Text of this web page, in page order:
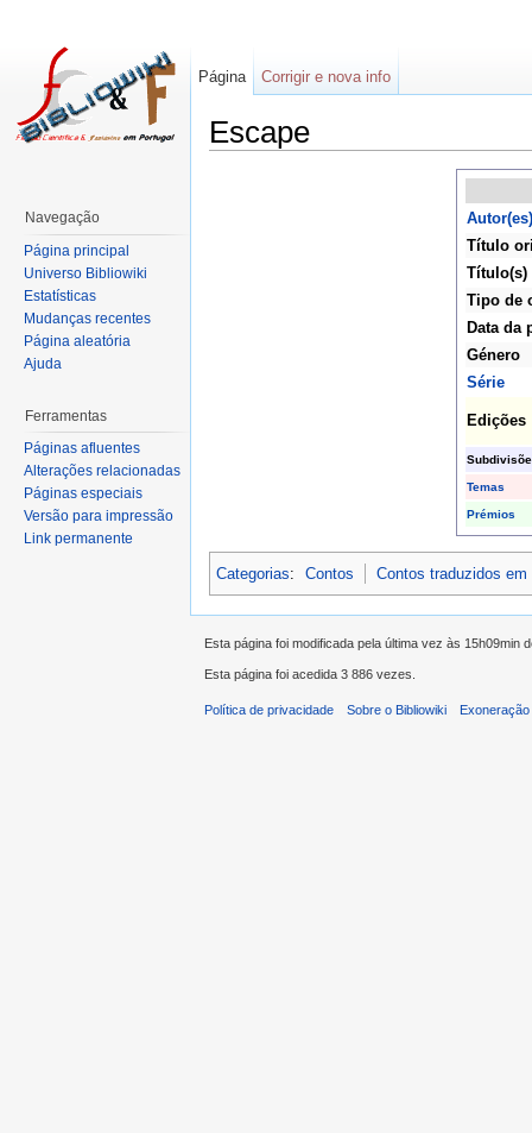
Escape
Autor(es)
Título
Título(s)
Tipo de
Data da
Género
Série
Edições
Temas
Prémios
Categorias: Contos Contos traduzidos em
Página Corrigir e nova info
Navegação
Página principal
Universo Bibliowiki
Estatísticas
Mudanças recentes
Página aleatória
Ajuda
Ferramentas
Páginas afluentes
Alterações relacionadas
Páginas especiais
Versão para impressão
Link permanente
Esta página foi modificada pela última vez às 15h09min
Esta página foi acedida 3 886 vezes.
Política de privacidade Sobre o Bibliowiki